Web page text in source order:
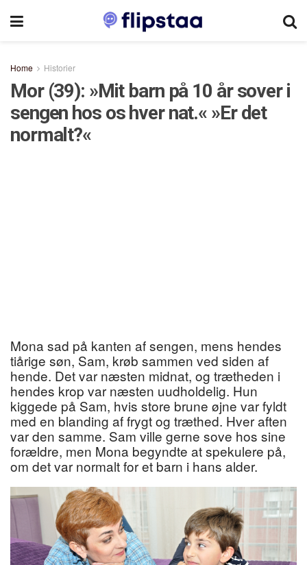
Home Historier
Mor (39): »Mit barn på 10 år sover i
sengen hos os hver nat.« »Er det
normalt?«
Mona sad på kanten af sengen, mens hendes
tiårige søn, Sam, krøb sammen ved siden af
hende. Det var næsten midnat, og trætheden i
hendes krop var næsten uudholdelig. Hun
kiggede på Sam, hvis store brune øjne var fyldt
med en blanding af frygt og træthed. Hver aften
var den samme. Sam ville gerne sove hos sine
forældre, men Mona begyndte at spekulere på,
om det var normalt for et barn i hans alder.